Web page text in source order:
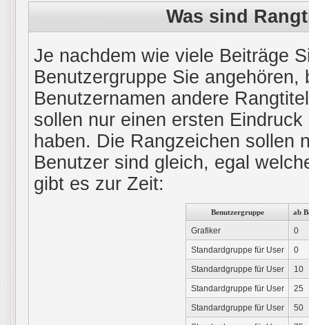
Was sind
Je nachdem wie viele Beiträge
Benutzergruppe Sie
Benutzernamen andere
sollen nur einen ersten
haben. Die Rangzeichen sollen
Benutzer sind gleich, egal
gibt es zur Zeit:
Benutzergruppe ab
Grafiker
0
Standardgruppe für User
0
Standardgruppe für User
10
Standardgruppe für User
25
Standardgruppe für User
50